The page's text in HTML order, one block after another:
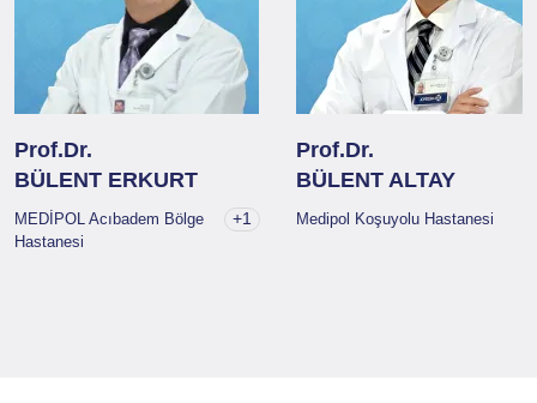
Prof.Dr.
BÜLENT ERKURT
MEDİPOL Acıbadem Bölge
Hastanesi
+1
Prof.Dr.
BÜLENT ALTAY
Medipol Koşuyolu Hastanesi